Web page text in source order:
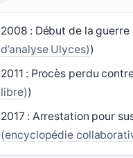
2008 : Début de la
d’analyse Ulyces))
2011 : Procès perdu
libre))
2017 : Arrestation pour
(encyclopédie